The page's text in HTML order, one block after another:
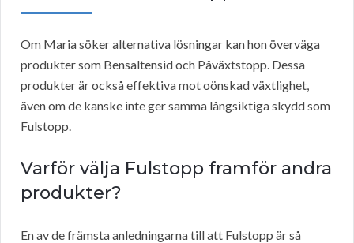
Om Maria söker alternativa lösningar kan hon överväga
produkter som Bensaltensid och Påväxtstopp. Dessa
produkter är också effektiva mot oönskad växtlighet,
även om de kanske inte ger samma långsiktiga skydd som
Fulstopp.
Varför välja Fulstopp framför andra
produkter?
En av de främsta anledningarna till att Fulstopp är så